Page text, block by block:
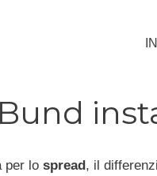
per lo spread, il